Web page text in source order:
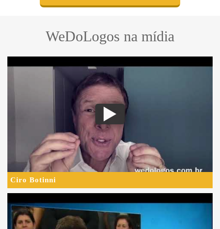
WeDoLogos na mídia
Ciro Botinni